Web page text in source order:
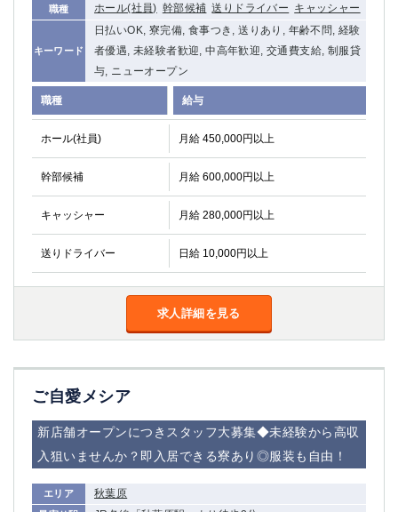
職種 ホール(社員) 幹部候補 送りドライバー キャッシャー
キーワード
日払いOK, 寮完備, 食事つき, 送りあり, 年齢不問, 経験
者優遇, 未経験者歓迎, 中高年歓迎, 交通費支給, 制服貸
与, ニューオープン
職種 給与
ホール(社員) 月給 450,000円以上
幹部候補 月給 600,000円以上
キャッシャー 月給 280,000円以上
送りドライバー 日給 10,000円以上
求人詳細を見る
ご自愛メシア
新店舗オープンにつきスタッフ大募集◆未経験から高収
入狙いませんか？即入居できる寮あり◎服装も自由！
エリア 秋葉原